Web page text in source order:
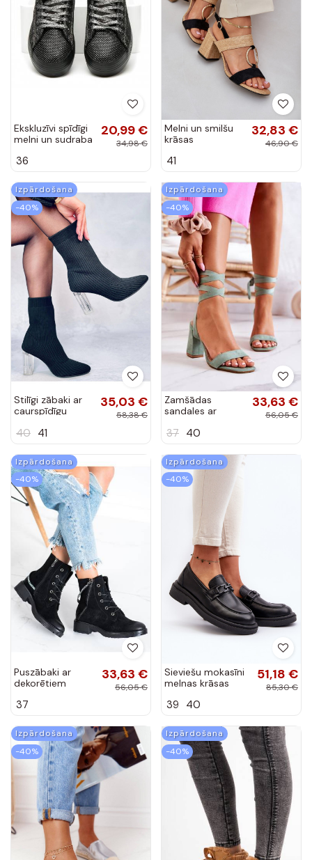
Ekskluzīvi spīdīgi
melni un sudraba
AB-37S
20,99 €
34,98 €
36
Melni un smilšu
krāsas
kurpes Afleeria
32,83 €
46,90 €
41
Izpārdošana
-40%
Stilīgi zābaki ar
caurspīdīgu
BLACK
35,03 €
58,38 €
40 41
Izpārdošana
-40%
Zamšādas
sandales ar
krāsas Sharlene
33,63 €
56,05 €
37 40
Izpārdošana
-40%
Puszābaki ar
dekorētiem
VINCEZA
33,63 €
56,05 €
37
Izpārdošana
-40%
Sieviešu mokasīni
melnas krāsas
51,18 €
85,30 €
39 40
Izpārdošana
-40%
Izpārdošana
-40%